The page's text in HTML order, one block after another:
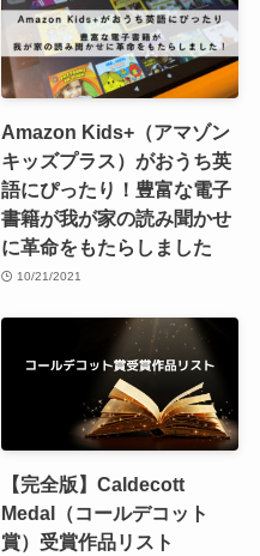
Amazon Kids+（アマゾン
キッズプラス）がおうち英
語にぴったり！豊富な電子
書籍が我が家の読み聞かせ
に革命をもたらしました
10/21/2021
【完全版】Caldecott
Medal（コールデコット
賞）受賞作品リスト